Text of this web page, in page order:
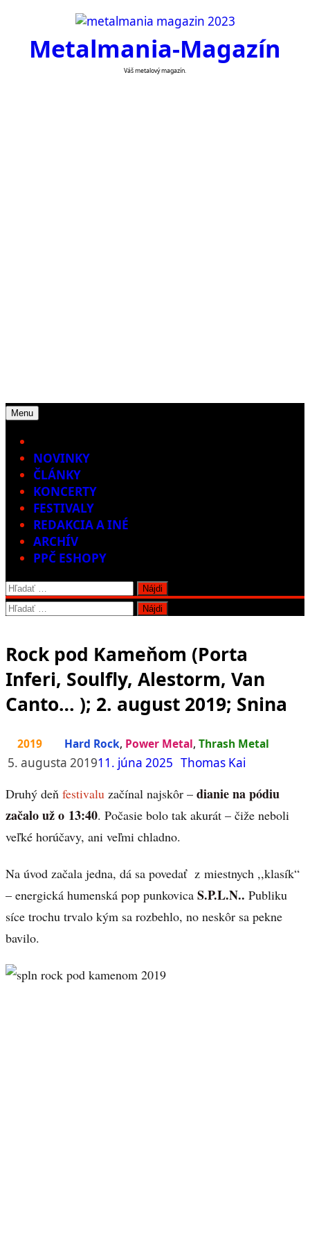
contentMetalmania-Magazín
Váš metalový magazín.
Menu
NOVINKY
ČLÁNKY
KONCERTY
FESTIVALY
REDAKCIA A INÉ
ARCHÍV
PPČ ESHOPY
Hľadať:
Hľadať:
Rock pod Kameňom (Porta
Inferi, Soulfly, Alestorm, Van
Canto… ); 2. august 2019; Snina
2019 Hard Rock, Power Metal, Thrash Metal
5. augusta 201911. júna 2025 Thomas Kai
Druhý deň festivalu začínal najskôr – dianie na pódiu
začalo už o 13:40. Počasie bolo tak akurát – čiže neboli
veľké horúčavy, ani veľmi chladno.
Na úvod začala jedna, dá sa povedať z miestnych ,,klasík“
– energická humenská pop punkovica S.P.L.N.. Publiku
síce trochu trvalo kým sa rozbehlo, no neskôr sa pekne
bavilo.